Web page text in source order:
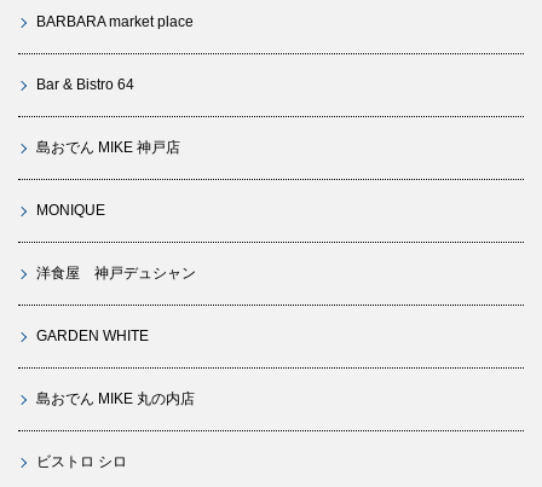
BARBARA market place
Bar & Bistro 64
島おでん MIKE 神戸店
MONIQUE
洋食屋 神戸デュシャン
GARDEN WHITE
島おでん MIKE 丸の内店
ビストロ シロ